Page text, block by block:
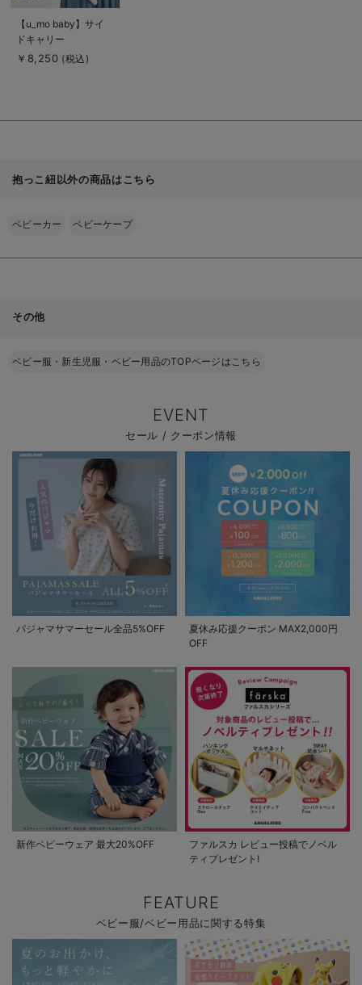
商
品
詳
を
【u_mo baby】サイ
ドキャリー
￥8,250 (税込)
抱っこ紐以外の商品はこちら
ベビーカー ベビーケープ
その他
ベビー服・新生児服・ベビー用品のTOPページはこちら
EVENT
セール / クーポン情報
パジャマサマーセール全品5%OFF
夏休み応援クーポン MAX2,000円
OFF
新作ベビーウェア 最大20%OFF
ファルスカ レビュー投稿でノベル
ティプレゼント!
FEATURE
ベビー服/ベビー用品に関する特集